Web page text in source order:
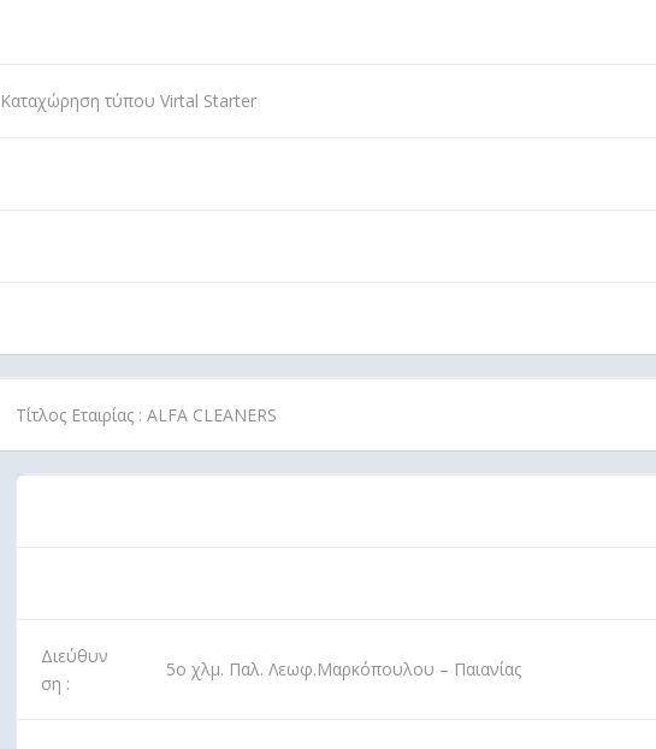
Καταχώρηση τύπου Virtal Starter
Τίτλος Εταιρίας : ALFA CLEANERS
Διεύθυν
ση :
5ο χλμ. Παλ. Λεωφ.Μαρκόπουλου – Παιανίας